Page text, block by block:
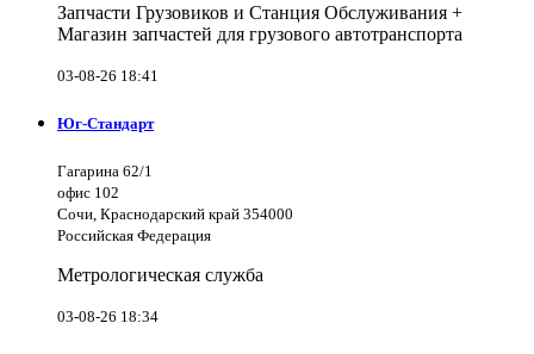
Запчасти Грузовиков и Станция Обслуживания +
Магазин запчастей для грузового автотранспорта
03-08-26 18:41
Юг-Стандарт
Гагарина 62/1
офис 102
Сочи, Краснодарский край 354000
Российская Федерация
Метрологическая служба
03-08-26 18:34